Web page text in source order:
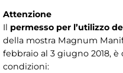
Attenzione
Il permesso per l’utilizzo
della mostra Magnum
febbraio al 3 giugno 2018,
condizioni: